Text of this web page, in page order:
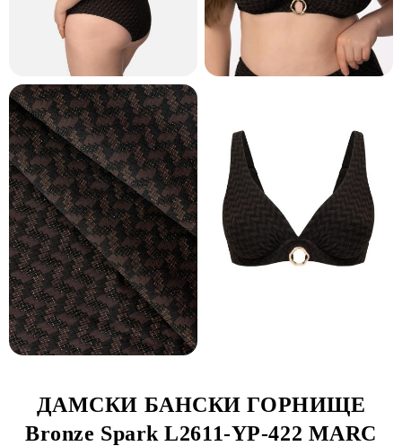
ДАМСКИ БАНСКИ ГОРНИЩЕ
Bronze Spark L2611-YP-422 MARC